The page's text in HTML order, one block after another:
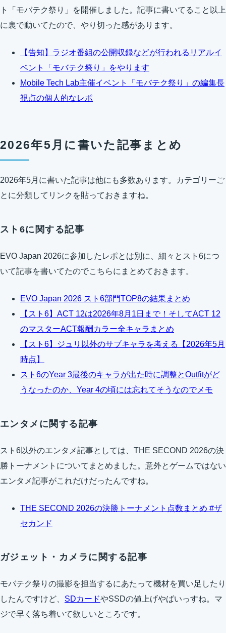
ト「モバテク祭り」を開催しました。記事に書いてること以上
に裏で動いてたので、やり切った感があります。
【告知】ラジオ番組の公開収録などが行われるリアルイ
ベント「モバテク祭り」をやります
Mobile Tech Lab主催イベント「モバテク祭り」の編集長
視点の個人的なレポ
2026年5月に書いた記事まとめ
2026年5月に書いた記事は他にも多数あります。カテゴリーご
とに分類してリンクを貼っておきますね。
スト6に関する記事
EVO Japan 2026に参加したレポとは別に、細々とスト6につ
いて記事を書いてたのでこちらにまとめておきます。
EVO Japan 2026 スト6部門TOP8の結果まとめ
【スト6】ACT 12は2026年8月1日まで！そしてACT 12
のマスターACT報酬カラー全キャラまとめ
【スト6】ジュリ以外のサブキャラを考える【2026年5月
時点】
スト6のYear 3最後のキャラが出た時に調整とOutfitがど
うなったのか、Year 4の頃には忘れてそうなのでメモ
エンタメに関する記事
スト6以外のエンタメ記事としては、THE SECOND 2026の決
勝トーナメントについてまとめました。意外とゲームではない
エンタメ記事がこれだけだったんですね。
THE SECOND 2026の決勝トーナメント点数まとめ #ザ
セカンド
ガジェット・カメラに関する記事
モバテク祭りの撮影を担当するにあたって機材を買い足したり
したんですけど、 SDカードやSSDの値上げやばいっすね。マ
ジで早く落ち着いて欲しいところです。